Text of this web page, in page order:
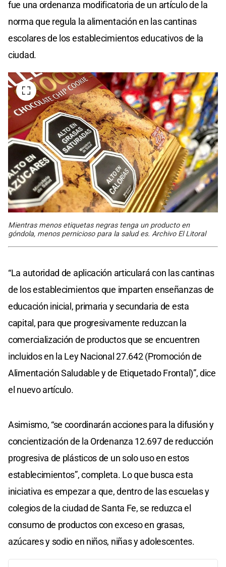
fue una ordenanza modificatoria de un artículo de la
norma que regula la alimentación en las cantinas
escolares de los establecimientos educativos de la
ciudad.
Mientras menos etiquetas negras tenga un producto en
góndola, menos pernicioso para la salud es. Archivo El Litoral
“La autoridad de aplicación articulará con las cantinas
de los establecimientos que imparten enseñanzas de
educación inicial, primaria y secundaria de esta
capital, para que progresivamente reduzcan la
comercialización de productos que se encuentren
incluidos en la Ley Nacional 27.642 (Promoción de
Alimentación Saludable y de Etiquetado Frontal)”, dice
el nuevo artículo.
Asimismo, “se coordinarán acciones para la difusión y
concientización de la Ordenanza 12.697 de reducción
progresiva de plásticos de un solo uso en estos
establecimientos”, completa. Lo que busca esta
iniciativa es empezar a que, dentro de las escuelas y
colegios de la ciudad de Santa Fe, se reduzca el
consumo de productos con exceso en grasas,
azúcares y sodio en niños, niñas y adolescentes.